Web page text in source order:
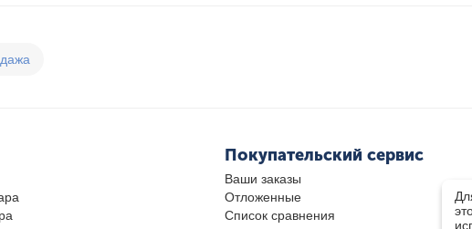
Покупательский сервис
Ваши заказы
Отложенные
Список сравнения